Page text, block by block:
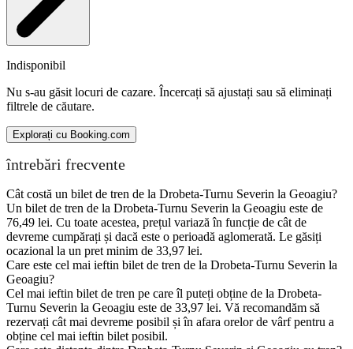
Indisponibil
Nu s-au găsit locuri de cazare. Încercați să ajustați sau să eliminați
filtrele de căutare.
Explorați cu Booking.com
întrebări frecvente
Cât costă un bilet de tren de la Drobeta-Turnu Severin la Geoagiu?
Un bilet de tren de la Drobeta-Turnu Severin la Geoagiu este de
76,49 lei. Cu toate acestea, prețul variază în funcție de cât de
devreme cumpărați și dacă este o perioadă aglomerată. Le găsiți
ocazional la un pret minim de 33,97 lei.
Care este cel mai ieftin bilet de tren de la Drobeta-Turnu Severin la
Geoagiu?
Cel mai ieftin bilet de tren pe care îl puteți obține de la Drobeta-
Turnu Severin la Geoagiu este de 33,97 lei. Vă recomandăm să
rezervați cât mai devreme posibil și în afara orelor de vârf pentru a
obține cel mai ieftin bilet posibil.